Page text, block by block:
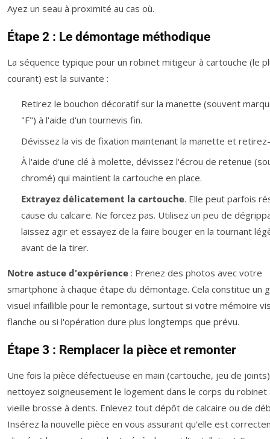
Ayez un seau à proximité au cas où.
Étape 2 : Le démontage méthodique
La séquence typique pour un robinet mitigeur à cartouche (le
courant) est la suivante :
Retirez le bouchon décoratif sur la manette (souvent
"F") à l'aide d'un tournevis fin.
Dévissez la vis de fixation maintenant la manette et
À l'aide d'une clé à molette, dévissez l'écrou de retenue
chromé) qui maintient la cartouche en place.
Extrayez délicatement la cartouche. Elle peut parfois
cause du calcaire. Ne forcez pas. Utilisez un peu de
laissez agir et essayez de la faire bouger en la tournant
avant de la tirer.
Notre astuce d'expérience : Prenez des photos avec votre
smartphone à chaque étape du démontage. Cela constitue un
visuel infaillible pour le remontage, surtout si votre mémoire
flanche ou si l'opération dure plus longtemps que prévu.
Étape 3 : Remplacer la pièce et remonter
Une fois la pièce défectueuse en main (cartouche, jeu de
nettoyez soigneusement le logement dans le corps du robinet
vieille brosse à dents. Enlevez tout dépôt de calcaire ou de
Insérez la nouvelle pièce en vous assurant qu'elle est